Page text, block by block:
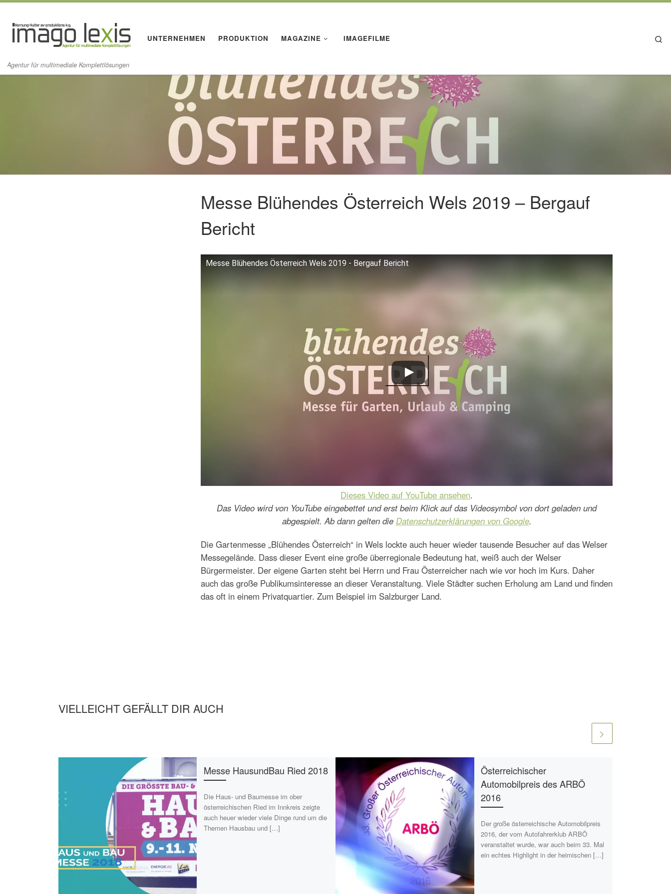
Agentur für multimediale Komplettlösungen
UNTERNEHMEN PRODUKTION MAGAZINE IMAGEFILME
Messe Blühendes Österreich Wels 2019 – Bergauf
Bericht
Messe Blühendes Österreich Wels 2019 - Bergauf Bericht
Dieses Video auf YouTube ansehen.
Das Video wird von YouTube eingebettet und erst beim Klick auf das Videosymbol von dort geladen und
abgespielt. Ab dann gelten die Datenschutzerklärungen von Google.
Die Gartenmesse „Blühendes Österreich“ in Wels lockte auch heuer wieder tausende Besucher auf das Welser
Messegelände. Dass dieser Event eine große überregionale Bedeutung hat, weiß auch der Welser
Bürgermeister. Der eigene Garten steht bei Herrn und Frau Österreicher nach wie vor hoch im Kurs. Daher
auch das große Publikumsinteresse an dieser Veranstaltung. Viele Städter suchen Erholung am Land und finden
das oft in einem Privatquartier. Zum Beispiel im Salzburger Land.
VIELLEICHT GEFÄLLT DIR AUCH
Messe HausundBau Ried 2018
Die Haus- und Baumesse im ober
österreichischen Ried im Innkreis zeigte
auch heuer wieder viele Dinge rund um die
Themen Hausbau und […]
Österreichischer
Automobilpreis des ARBÖ
2016
Der große österreichische Automobilpreis
2016, der vom Autofahrerklub ARBÖ
veranstaltet wurde, war auch beim 33. Mal
ein echtes Highlight in der heimischen […]